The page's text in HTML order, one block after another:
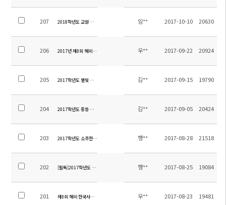
207 2018학년도 교원 초빙 공고 임** 2017-10-10 20630
206 2017년 제8회 해외 한국사능력검정 특별시험 합격자 발표
우** 2017-09-22 20924
205 2017학년도 별빛 야영 안내장 김** 2017-09-15 19790
204 2017학년도 중등 수학여행 만족도 조사 실시 결과 및 여행비 정산 내역
김** 2017-09-05 20424
203 2017학년도 소주한국학교 행정직원 초빙 공고행** 2017-08-28 21518
202 [필독]2017학년도 2학기 통학버스노선 확정안내
행** 2017-08-25 19084
201 제8회 해외 한국사능력검정 특별시험 안내(필독)우** 2017-08-23 19481